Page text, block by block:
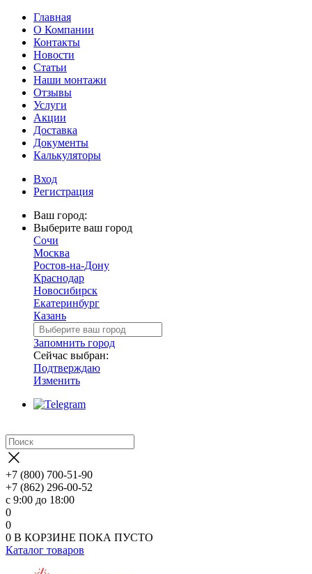
Главная
О Компании
Контакты
Новости
Статьи
Наши монтажи
Отзывы
Услуги
Акции
Доставка
Документы
Калькуляторы
Вход
Регистрация
Ваш город:
Выберите ваш город
Сочи
Москва
Ростов-на-Дону
Краснодар
Новосибирск
Екатеринбург
Казань
Запомнить город
Сейчас выбран:
Подтверждаю
Изменить
+7 (800) 700-51-90
+7 (862) 296-00-52
с 9:00 до 18:00
0
0
0 В КОРЗИНЕ ПОКА ПУСТО
Каталог товаров